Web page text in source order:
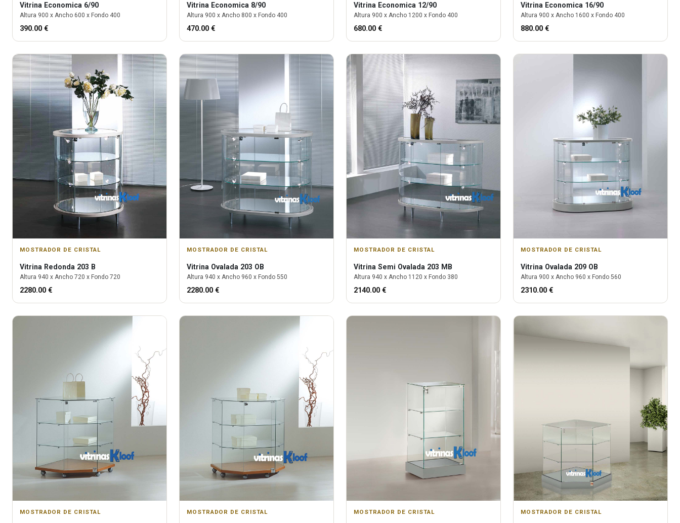
Vitrina Economica 6/90
Altura 900 x Ancho 600 x Fondo 400
390.00 €
Vitrina Economica 8/90
Altura 900 x Ancho 800 x Fondo 400
470.00 €
Vitrina Economica 12/90
Altura 900 x Ancho 1200 x Fondo 400
680.00 €
Vitrina Economica 16/90
Altura 900 x Ancho 1600 x Fondo 400
880.00 €
MOSTRADOR DE CRISTAL
Vitrina Redonda 203 B
Altura 940 x Ancho 720 x Fondo 720
2280.00 €
MOSTRADOR DE CRISTAL
Vitrina Ovalada 203 OB
Altura 940 x Ancho 960 x Fondo 550
2280.00 €
MOSTRADOR DE CRISTAL
Vitrina Semi Ovalada 203 MB
Altura 940 x Ancho 1120 x Fondo 380
2140.00 €
MOSTRADOR DE CRISTAL
Vitrina Ovalada 209 OB
Altura 900 x Ancho 960 x Fondo 560
2310.00 €
MOSTRADOR DE CRISTAL MOSTRADOR DE CRISTAL MOSTRADOR DE CRISTAL MOSTRADOR DE CRISTAL